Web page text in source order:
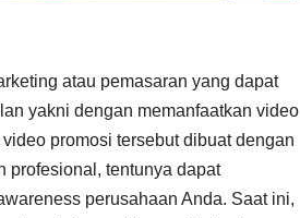
atau pemasaran yang dapat
yakni dengan memanfaatkan video
promosi tersebut dibuat dengan
profesional, tentunya dapat
perusahaan Anda. Saat ini,